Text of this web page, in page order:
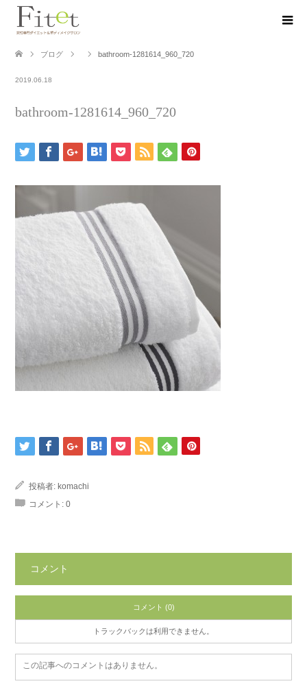
ブログ bathroom-1281614_960_720
2019.06.18
bathroom-1281614_960_720
投稿者: komachi
コメント: 0
コメント
コメント (0)
トラックバックは利用できません。
この記事へのコメントはありません。